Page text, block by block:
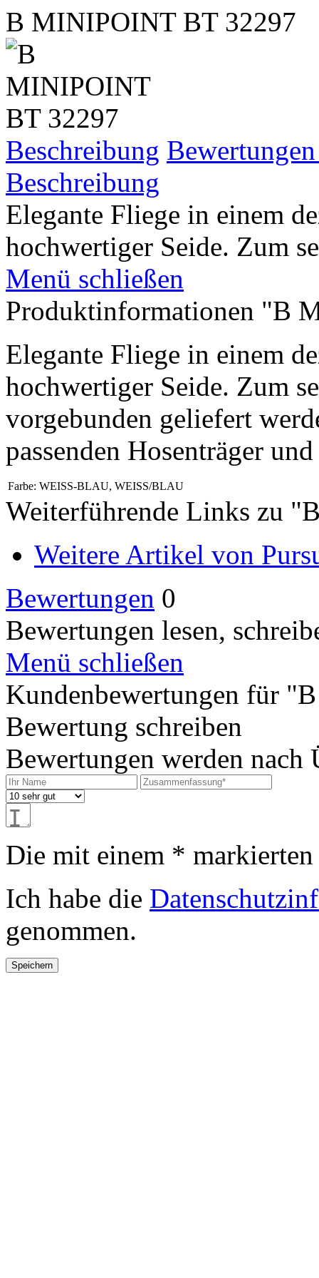
B MINIPOINT BT 32297
Beschreibung
Beschreibung
Elegante Fliege in einem
hochwertiger Seide. Zum
Menü schließen
Produktinformationen "B
Elegante Fliege in einem
hochwertiger Seide. Zum
vorgebunden geliefert
passenden Hosenträger
Farbe: WEISS-BLAU, WEISS/BLAU
Weiterführende Links zu
Weitere Artikel von
Bewertungen 0
Bewertungen lesen,
Menü schließen
Kundenbewertungen für
Bewertung schreiben
Bewertungen werden
Die mit einem *
Ich habe die
genommen.
Speichern